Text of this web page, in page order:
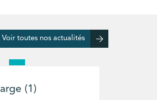
Voir toutes nos actualités
large (1)